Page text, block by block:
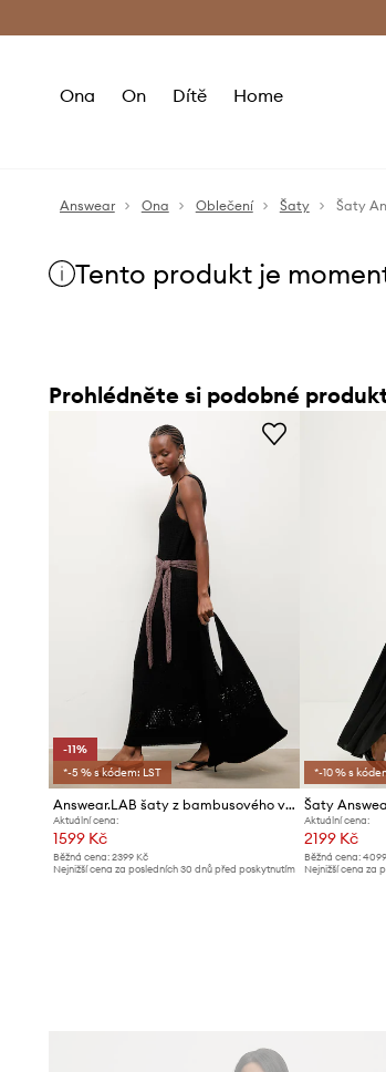
Ona On Dítě Home
Answear Ona Oblečení Šaty Šaty
Tento produkt je
Prohlédněte si podobné
-11%
*-5 % s kódem: LST
Answear.LAB šaty z bambusového vlákna
Aktuální cena:
1599 Kč
Běžná cena: 2399 Kč
Nejnižší cena za posledních 30 dnů před poskytnutím
*-10 % s
Šaty
Aktuální cena:
2199 Kč
Běžná cena:
Nejnižší cena za